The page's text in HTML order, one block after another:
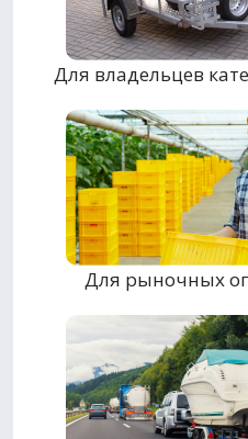
Для владельцев
Для рыночных